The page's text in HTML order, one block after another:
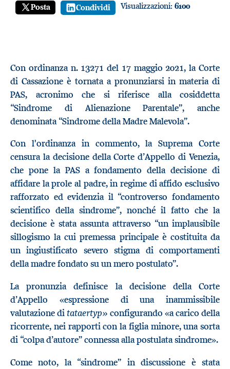
Posta Condividi Visualizzazioni: 6100
Con ordinanza n. 13271 del 17 maggio 2021, la Corte
di Cassazione è tornata a pronunziarsi in materia di
PAS, acronimo che si riferisce alla cosiddetta
“Sindrome di Alienazione Parentale”, anche
denominata “Sindrome della Madre Malevola”.
Con l'ordinanza in commento, la Suprema Corte
censura la decisione della Corte d’Appello di Venezia,
che pone la PAS a fondamento della decisione di
affidare la prole al padre, in regime di affido esclusivo
rafforzato ed evidenzia il “controverso fondamento
scientifico della sindrome”, nonché il fatto che la
decisione è stata assunta attraverso “un implausibile
sillogismo la cui premessa principale è costituita da
un ingiustificato severo stigma di comportamenti
della madre fondato su un mero postulato”.
La pronunzia definisce la decisione della Corte
d’Appello «espressione di una inammissibile
valutazione ditataertyp» configurando «a carico della
ricorrente, nei rapporti con la figlia minore, una sorta
di “colpa d’autore” connessa alla postulata sindrome».
Come noto, la “sindrome” in discussione è stata